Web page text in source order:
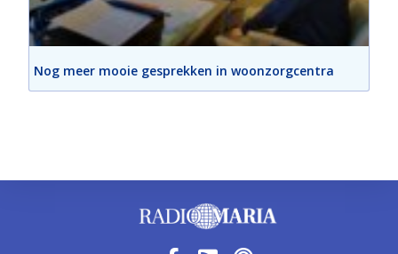
Nog meer mooie gesprekken in woonzorgcentra